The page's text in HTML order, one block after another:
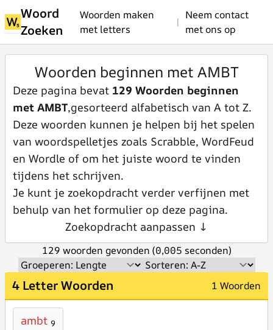
Woord
Zoeken
Woorden maken
met letters
|
Neem contact
met ons op
Woorden beginnen met AMBT
Deze pagina bevat 129 Woorden beginnen
met AMBT,gesorteerd alfabetisch van A tot Z.
Deze woorden kunnen je helpen bij het spelen
van woordspelletjes zoals Scrabble, WordFeud
en Wordle of om het juiste woord te vinden
tijdens het schrijven.
Je kunt je zoekopdracht verder verfijnen met
behulp van het formulier op deze pagina.
Zoekopdracht aanpassen ↓
129 woorden gevonden (0,005 seconden)
4 Letter Woorden 1 Woorden
ambt 9